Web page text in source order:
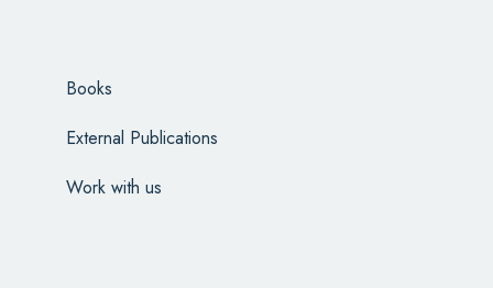
Books
External Publications
Work with us